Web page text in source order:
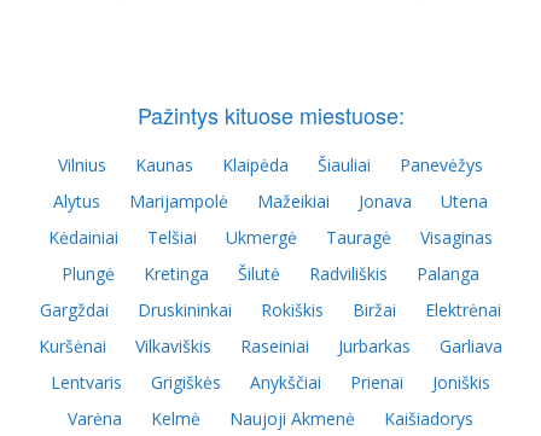
Pažintys kituose miestuose:
Vilnius Kaunas Klaipėda Šiauliai
Panevėžys
Alytus
Marijampolė Mažeikiai Jonava
Utena
Kėdainiai
Telšiai Ukmergė Tauragė
Visaginas
Plungė
Kretinga Šilutė Radviliškis
Palanga
Gargždai
Druskininkai Rokiškis Biržai
Elektrėnai
Kuršėnai
Vilkaviškis Raseiniai Jurbarkas
Garliava
Lentvaris
Grigiškės Anykščiai Prienai
Joniškis
Varėna
Kelmė Naujoji Akmenė
Kaišiadorys